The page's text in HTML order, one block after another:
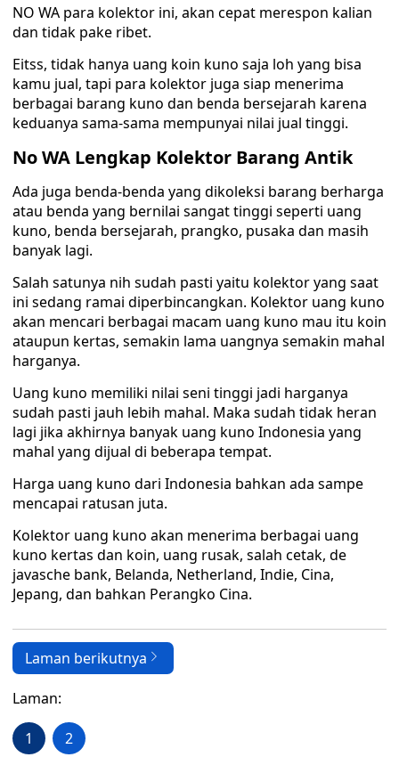
NO WA para kolektor ini, akan cepat merespon kalian
dan tidak pake ribet.
Eitss, tidak hanya uang koin kuno saja loh yang bisa
kamu jual, tapi para kolektor juga siap menerima
berbagai barang kuno dan benda bersejarah karena
keduanya sama-sama mempunyai nilai jual tinggi.
No WA Lengkap Kolektor Barang Antik
Ada juga benda-benda yang dikoleksi barang berharga
atau benda yang bernilai sangat tinggi seperti uang
kuno, benda bersejarah, prangko, pusaka dan masih
banyak lagi.
Salah satunya nih sudah pasti yaitu kolektor yang saat
ini sedang ramai diperbincangkan. Kolektor uang kuno
akan mencari berbagai macam uang kuno mau itu koin
ataupun kertas, semakin lama uangnya semakin mahal
harganya.
Uang kuno memiliki nilai seni tinggi jadi harganya
sudah pasti jauh lebih mahal. Maka sudah tidak heran
lagi jika akhirnya banyak uang kuno Indonesia yang
mahal yang dijual di beberapa tempat.
Harga uang kuno dari Indonesia bahkan ada sampe
mencapai ratusan juta.
Kolektor uang kuno akan menerima berbagai uang
kuno kertas dan koin, uang rusak, salah cetak, de
javasche bank, Belanda, Netherland, Indie, Cina,
Jepang, dan bahkan Perangko Cina.
Laman berikutnya
Laman:
1 2